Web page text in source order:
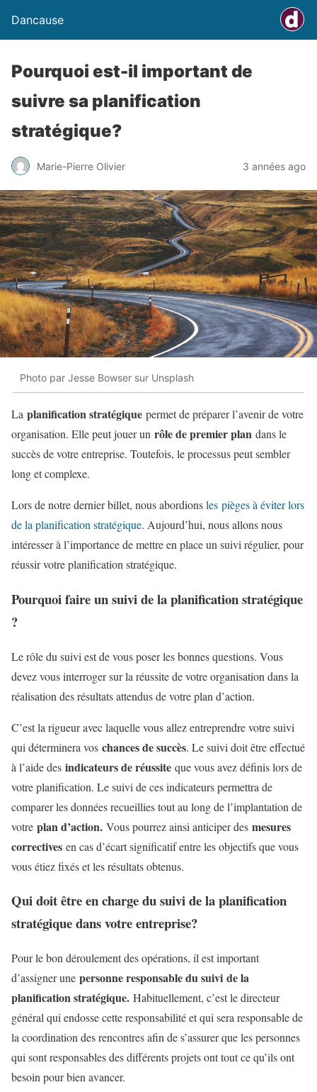
Dancause
Pourquoi est-il important de
suivre sa planification
stratégique?
Marie-Pierre Olivier 3 années ago
Photo par Jesse Bowser sur Unsplash
La planification stratégique permet de préparer l’avenir de votre
organisation. Elle peut jouer un rôle de premier plan dans le
succès de votre entreprise. Toutefois, le processus peut sembler
long et complexe.
Lors de notre dernier billet, nous abordionsles pièges à éviter lors
de la planification stratégique. Aujourd’hui, nous allons nous
intéresser à l’importance de mettre en place un suivi régulier, pour
réussir votre planification stratégique.
Pourquoi faire un suivi de la planification stratégique
?
Le rôle du suivi est de vous poser les bonnes questions. Vous
devez vous interroger sur la réussite de votre organisation dans la
réalisation des résultats attendus de votre plan d’action.
C’est la rigueur avec laquelle vous allez entreprendre votre suivi
qui déterminera vos chances de succès. Le suivi doit être effectué
à l’aide des indicateurs de réussite que vous avez définis lors de
votre planification. Le suivi de ces indicateurs permettra de
comparer les données recueillies tout au long de l’implantation de
votre plan d’action. Vous pourrez ainsi anticiper des mesures
correctives en cas d’écart significatif entre les objectifs que vous
vous étiez fixés et les résultats obtenus.
Qui doit être en charge du suivi de la planification
stratégique dans votre entreprise?
Pour le bon déroulement des opérations, il est important
d’assigner une personne responsable du suivi de la
planification stratégique. Habituellement, c’est le directeur
général qui endosse cette responsabilité et qui sera responsable de
la coordination des rencontres afin de s’assurer que les personnes
qui sont responsables des différents projets ont tout ce qu’ils ont
besoin pour bien avancer.